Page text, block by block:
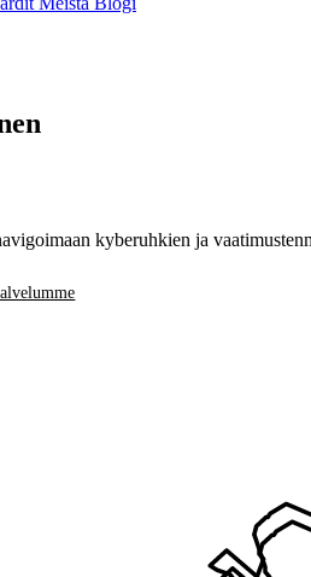
kyberuhkien ja